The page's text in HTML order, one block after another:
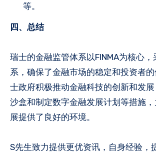
等。
四、总结
瑞士的金融监管体系以FINMA为核心
系，确保了金融市场的稳定和投资者
士政府积极推动金融科技的创新和发
沙盒和制定数字金融发展计划等措施
展提供了良好的环境。
S先生致力提供更优资讯，自身经验，